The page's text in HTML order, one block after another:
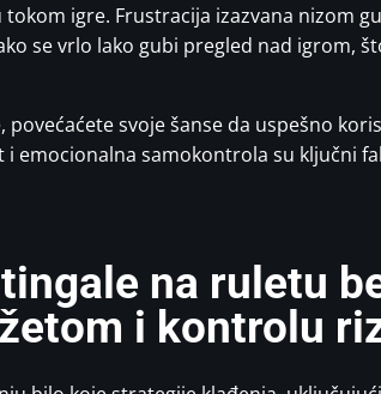
igre. Frustracija izazvana nizom
se vrlo lako gubi pregled nad igrom,
svoje šanse da uspešno
emocionalna samokontrola su ključni
na ruletu
i kontrolu